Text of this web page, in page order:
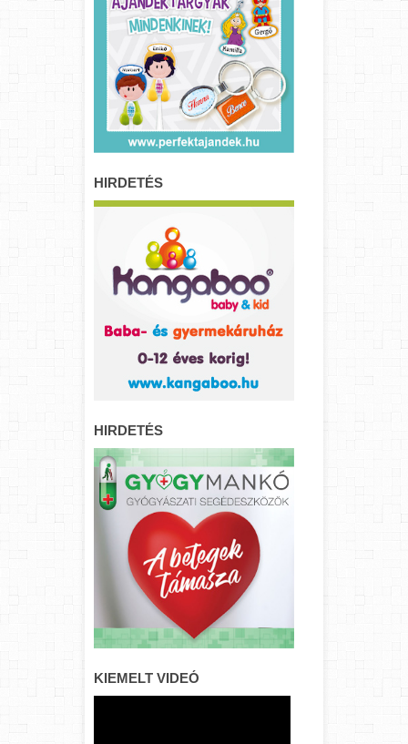
HIRDETÉS
HIRDETÉS
KIEMELT VIDEÓ